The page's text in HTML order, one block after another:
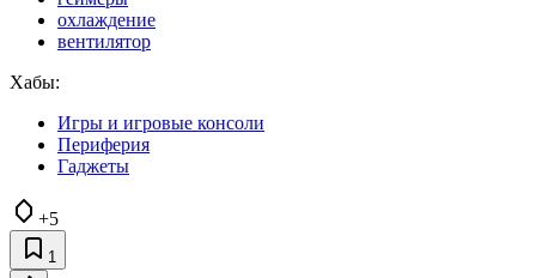
охлаждение
вентилятор
Хабы:
Игры и игровые консоли
Периферия
Гаджеты
+5
1